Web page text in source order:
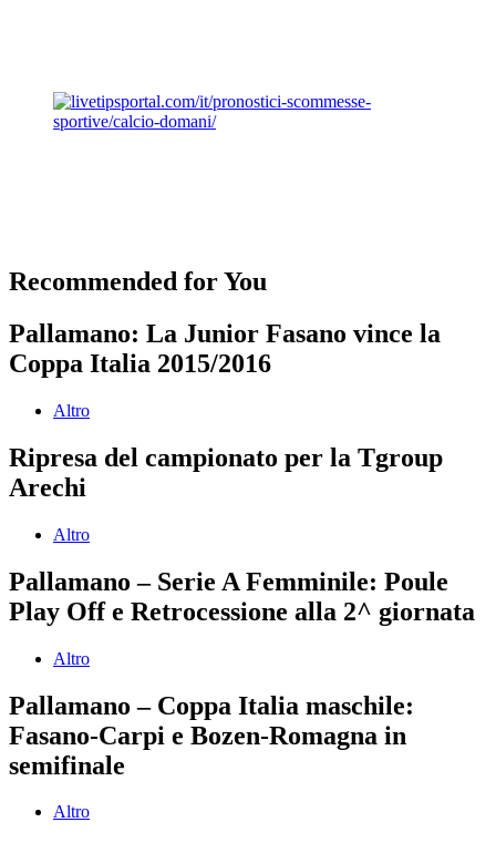
Recommended for You
Pallamano: La Junior Fasano vince la
Coppa Italia 2015/2016
Altro
Ripresa del campionato per la Tgroup
Arechi
Altro
Pallamano – Serie A Femminile: Poule
Play Off e Retrocessione alla 2^ giornata
Altro
Pallamano – Coppa Italia maschile:
Fasano-Carpi e Bozen-Romagna in
semifinale
Altro